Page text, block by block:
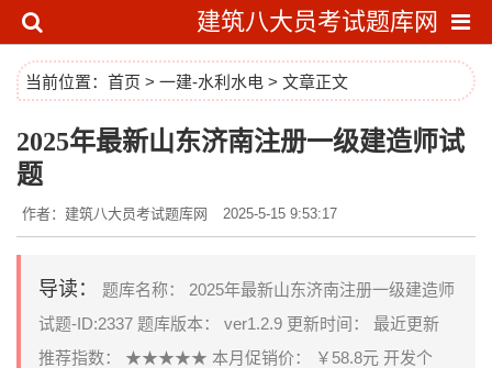
建筑八大员考试题库网
当前位置： 首页 > 一建-水利水电 > 文章正文
2025年最新山东济南注册一级建造师试
题
作者：建筑八大员考试题库网 2025-5-15 9:53:17
导读：
题库名称： 2025年最新山东济南注册一级建造师
试题-ID:2337 题库版本： ver1.2.9 更新时间： 最近更新
推荐指数： ★★★★★ 本月促销价： ￥58.8元 开发个